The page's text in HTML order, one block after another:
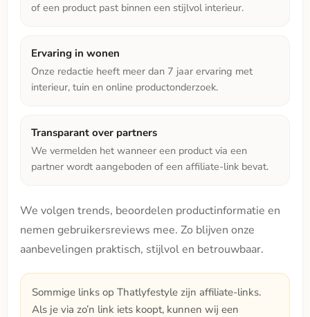
of een product past binnen een stijlvol interieur.
Ervaring in wonen
Onze redactie heeft meer dan 7 jaar ervaring met
interieur, tuin en online productonderzoek.
Transparant over partners
We vermelden het wanneer een product via een
partner wordt aangeboden of een affiliate-link bevat.
We volgen trends, beoordelen productinformatie en
nemen gebruikersreviews mee. Zo blijven onze
aanbevelingen praktisch, stijlvol en betrouwbaar.
Sommige links op Thatlyfestyle zijn affiliate-links.
Als je via zo’n link iets koopt, kunnen wij een